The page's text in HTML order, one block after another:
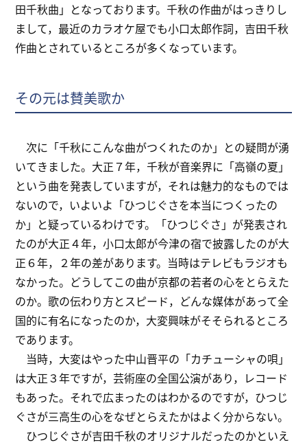
田千秋曲」となっております。千秋の作曲がはっきりし
まして，最近のカラオケ屋でも小口太郎作詞，吉田千秋
作曲とされているところが多くなっています。
その元は賛美歌か
次に「千秋にこんな曲がつくれたのか」との疑問が湧
いてきました。大正７年，千秋が音楽界に「高嶺の夏」
という曲を発表していますが，それは魅力的なものでは
ないので，いよいよ「ひつじぐさを本当につくったの
か」と疑っているわけです。「ひつじぐさ」が発表され
たのが大正４年，小口太郎が今津の宿で披露したのが大
正６年，２年の差があります。当時はテレビもラジオも
なかった。どうしてこの曲が京都の若者の心をとらえた
のか。歌の伝わり方とスピード，どんな媒体があって全
国的に有名になったのか，大変興味がそそられるところ
であります。
当時，大変はやった中山晋平の「カチューシャの唄」
は大正３年ですが，芸術座の全国公演があり，レコード
もあった。それで広まったのはわかるのですが，ひつじ
ぐさが三高生の心をなぜとらえたかはよく分からない。
ひつじぐさが吉田千秋のオリジナルだったのかといえ